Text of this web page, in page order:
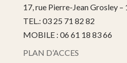
17, rue Pierre-Jean Grosley –
TEL.: 03 25 71 82 82
MOBILE : 06 61 18 83 66
PLAN D’ACCES